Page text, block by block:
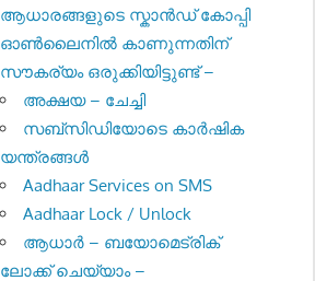
ആധാരങ്ങളുടെ സ്കാന്‍ഡ് കോപ്പി
ഓണ്‍ലൈനില്‍ കാണുന്നതിന്
സൗകര്യം ഒരുക്കിയിട്ടുണ്ട് –
അക്ഷയ – ചേച്ചി
സബ്സിഡിയോടെ കാർഷിക
യന്ത്രങ്ങൾ
Aadhaar Services on SMS
Aadhaar Lock / Unlock
ആധാർ – ബയോമെട്രിക്
ലോക്ക് ചെയ്യാം –